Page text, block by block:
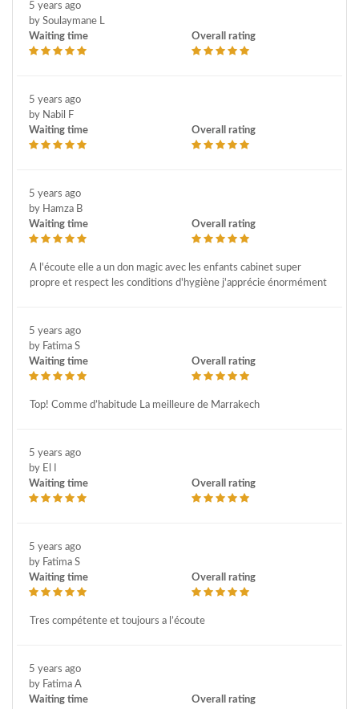
5 years ago
by Soulaymane L
Waiting time
Overall rating
5 years ago
by Nabil F
Waiting time
Overall rating
5 years ago
by Hamza B
Waiting time
Overall rating
A l'écoute elle a un don magic avec les enfants cabinet super
propre et respect les conditions d'hygiène j'apprécie énormément
5 years ago
by Fatima S
Waiting time
Overall rating
Top! Comme d’habitude La meilleure de Marrakech
5 years ago
Waiting time
Overall rating
5 years ago
by Fatima S
Waiting time
Overall rating
Tres compétente et toujours a l’écoute
5 years ago
by Fatima A
Waiting time
Overall rating